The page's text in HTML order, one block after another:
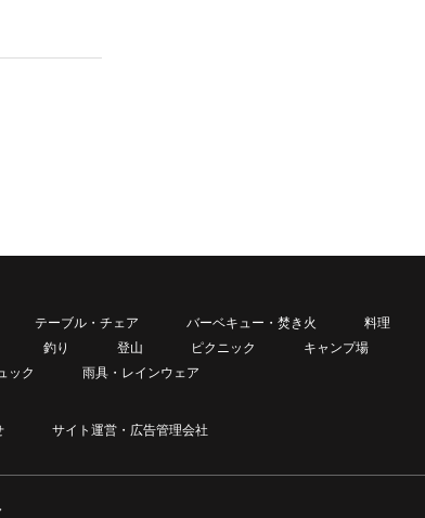
テーブル・チェア バーベキュー・焚き火
料理
釣り 登山 ピクニック
キャンプ場
ック 雨具・レインウェア
サイト運営・広告管理会社